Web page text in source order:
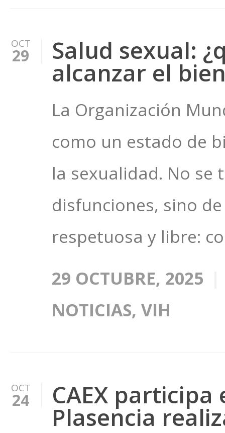
OCT
29 Salud sexual:
alcanzar el
La Organización
como un estado de
la sexualidad. No
disfunciones, sino
respetuosa y libre:
29 OCTUBRE, 2025
NOTICIAS, VIH
OCT
24 CAEX participa
Plasencia